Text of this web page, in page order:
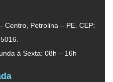
Centro, Petrolina – PE. CEP:
à Sexta: 08h – 16h